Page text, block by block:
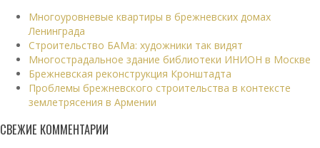
Многоуровневые квартиры в брежневских домах
Ленинграда
Строительство БАМа: художники так видят
Многострадальное здание библиотеки ИНИОН в Москве
Брежневская реконструкция Кронштадта
Проблемы брежневского строительства в контексте
землетрясения в Армении
СВЕЖИЕ КОММЕНТАРИИ